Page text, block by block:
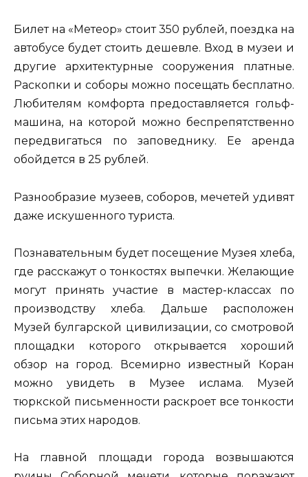
Билет на «Метеор» стоит 350 рублей, поездка на
автобусе будет стоить дешевле. Вход в музеи и
другие архитектурные сооружения платные.
Раскопки и соборы можно посещать бесплатно.
Любителям комфорта предоставляется гольф-
машина, на которой можно беспрепятственно
передвигаться по заповеднику. Ее аренда
обойдется в 25 рублей.
Разнообразие музеев, соборов, мечетей удивят
даже искушенного туриста.
Познавательным будет посещение Музея хлеба,
где расскажут о тонкостях выпечки. Желающие
могут принять участие в мастер-классах по
производству хлеба. Дальше расположен
Музей булгарской цивилизации, со смотровой
площадки которого открывается хороший
обзор на город. Всемирно известный Коран
можно увидеть в Музее ислама. Музей
тюркской письменности раскроет все тонкости
письма этих народов.
На главной площади города возвышаются